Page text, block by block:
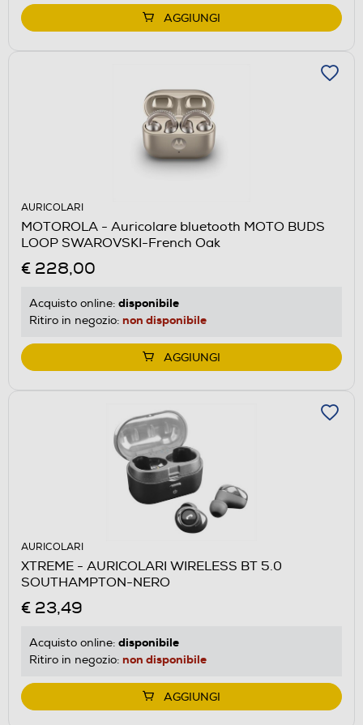
AGGIUNGI
AURICOLARI
MOTOROLA - Auricolare bluetooth MOTO BUDS
LOOP SWAROVSKI-French Oak
€ 228,00
Acquisto online: disponibile
Ritiro in negozio: non disponibile
AGGIUNGI
AURICOLARI
XTREME - AURICOLARI WIRELESS BT 5.0
SOUTHAMPTON-NERO
€ 23,49
Acquisto online: disponibile
Ritiro in negozio: non disponibile
AGGIUNGI